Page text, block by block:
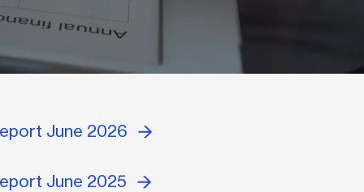
June 2026
June 2025